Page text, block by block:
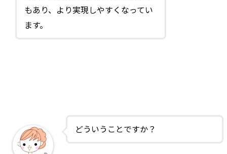
もあり、より実現しやすくなってい
ます。
どういうことですか？